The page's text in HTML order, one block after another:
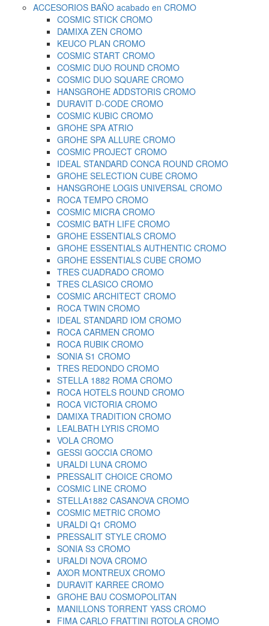
ACCESORIOS BAÑO acabado en CROMO
COSMIC STICK CROMO
DAMIXA ZEN CROMO
KEUCO PLAN CROMO
COSMIC START CROMO
COSMIC DUO ROUND CROMO
COSMIC DUO SQUARE CROMO
HANSGROHE ADDSTORIS CROMO
DURAVIT D-CODE CROMO
COSMIC KUBIC CROMO
GROHE SPA ATRIO
GROHE SPA ALLURE CROMO
COSMIC PROJECT CROMO
IDEAL STANDARD CONCA ROUND CROMO
GROHE SELECTION CUBE CROMO
HANSGROHE LOGIS UNIVERSAL CROMO
ROCA TEMPO CROMO
COSMIC MICRA CROMO
COSMIC BATH LIFE CROMO
GROHE ESSENTIALS CROMO
GROHE ESSENTIALS AUTHENTIC CROMO
GROHE ESSENTIALS CUBE CROMO
TRES CUADRADO CROMO
TRES CLASICO CROMO
COSMIC ARCHITECT CROMO
ROCA TWIN CROMO
IDEAL STANDARD IOM CROMO
ROCA CARMEN CROMO
ROCA RUBIK CROMO
SONIA S1 CROMO
TRES REDONDO CROMO
STELLA 1882 ROMA CROMO
ROCA HOTELS ROUND CROMO
ROCA VICTORIA CROMO
DAMIXA TRADITION CROMO
LEALBATH LYRIS CROMO
VOLA CROMO
GESSI GOCCIA CROMO
URALDI LUNA CROMO
PRESSALIT CHOICE CROMO
COSMIC LINE CROMO
STELLA1882 CASANOVA CROMO
COSMIC METRIC CROMO
URALDI Q1 CROMO
PRESSALIT STYLE CROMO
SONIA S3 CROMO
URALDI NOVA CROMO
AXOR MONTREUX CROMO
DURAVIT KARREE CROMO
GROHE BAU COSMOPOLITAN
MANILLONS TORRENT YASS CROMO
FIMA CARLO FRATTINI ROTOLA CROMO